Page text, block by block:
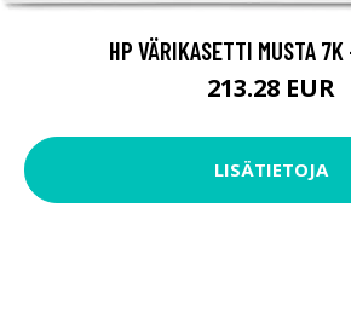
HP VÄRIKASETTI MUSTA
213.28 EUR
LISÄTIETOJA